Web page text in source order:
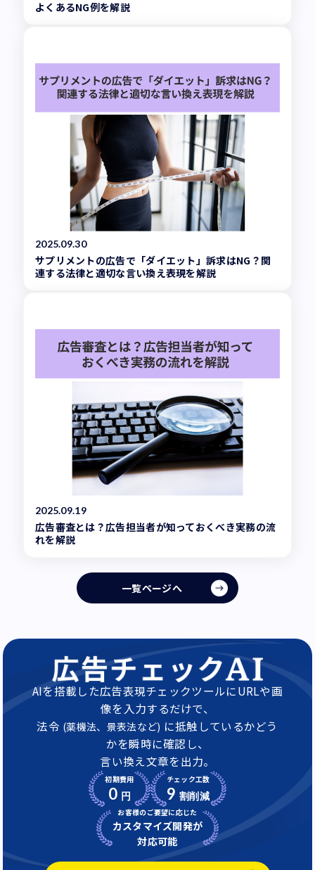
よくあるNG例を解説
2025.09.30
サプリメントの広告で「ダイエット」訴求はNG？関
連する法律と適切な言い換え表現を解説
2025.09.19
広告審査とは？広告担当者が知っておくべき実務の流
れを解説
一覧ページへ
AIを搭載した広告表現チェックツールにURLや画
像を入力するだけで、
法令 (薬機法、景表法など) に抵触しているかどう
かを瞬時に確認し、
言い換え文章を出力。
初期費用
0 円
チェック工数
9 割削減
お客様のご要望に応じた
カスタマイズ開発が
対応可能